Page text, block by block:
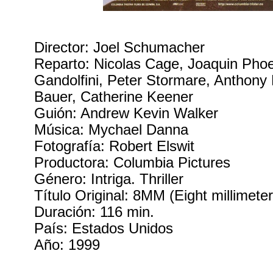
Director: Joel Schumacher
Reparto: Nicolas Cage, Joaquin
Gandolfini, Peter Stormare, Anthony
Bauer, Catherine Keener
Guión: Andrew Kevin Walker
Música: Mychael Danna
Fotografía: Robert Elswit
Productora: Columbia Pictures
Género: Intriga. Thriller
Título Original: 8MM (Eight
Duración: 116 min.
País: Estados Unidos
Año: 1999